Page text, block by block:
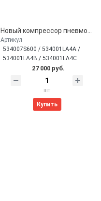
Новый компрессор пневмоподвески Miessler для Infiniti QX56/QX80 Z62 JA60, Nissan Armada Y62 (534007S600, 534001LA4A)
Артикул
534007S600 / 534001LA4A /
534001LA4B / 534001LA4C
27 000 руб.
шт
Купить